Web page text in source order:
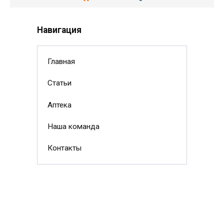
Навигация
Главная
Статьи
Аптека
Наша команда
Контакты